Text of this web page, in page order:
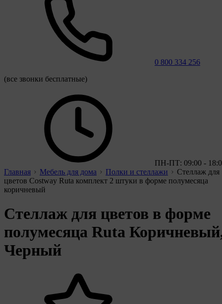
0 800 334 256
(все звонки бесплатные)
ПН-ПТ: 09:00 -
Главная
Мебель для дома Полки и стеллажи
Стеллаж для
цветов Costway Ruta комплект 2 штуки в форме полумесяца
коричневый
Стеллаж для цветов в форме
полумесяца Ruta
Черный